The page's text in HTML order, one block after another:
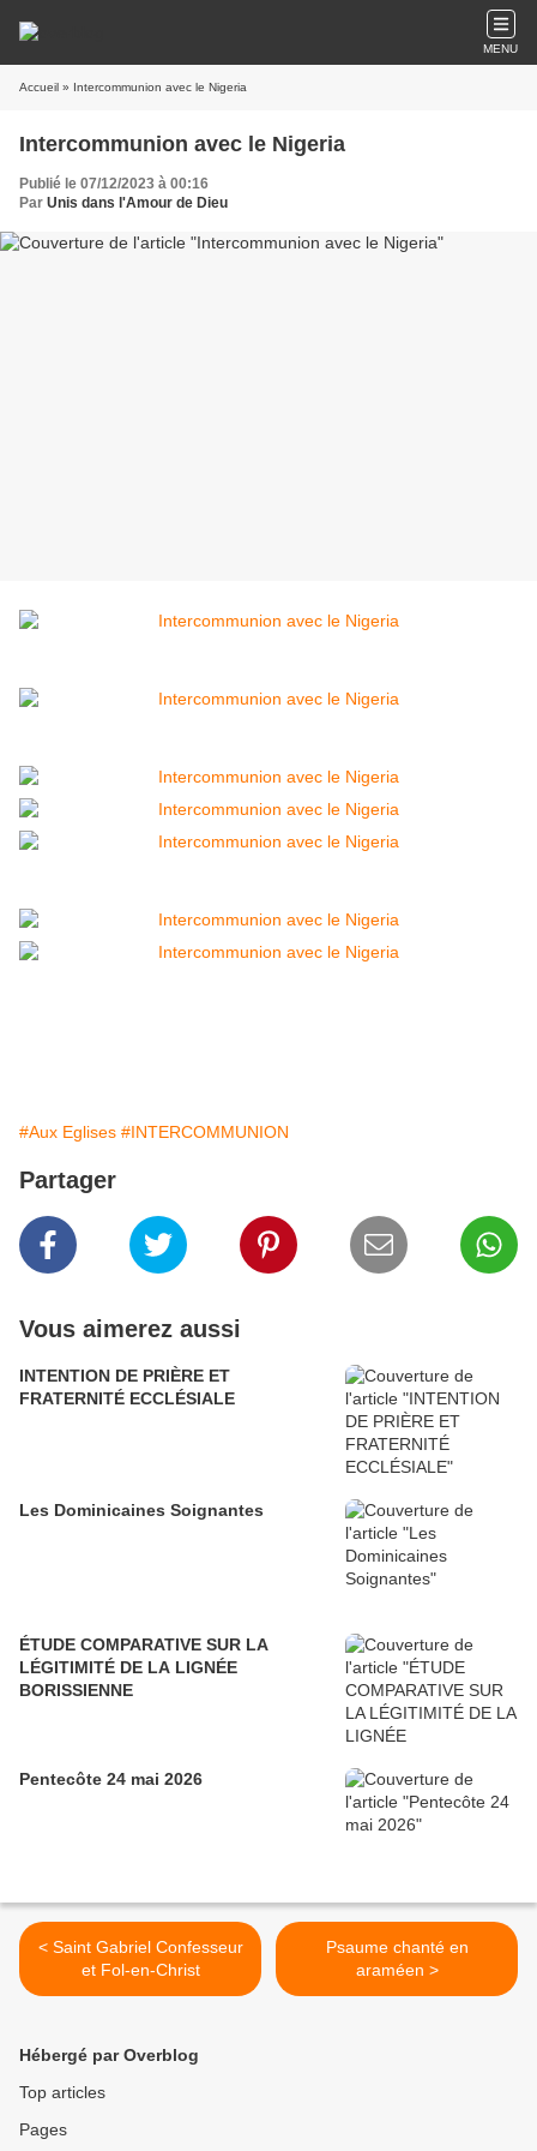
MENU
Accueil » Intercommunion avec le Nigeria
Intercommunion avec le Nigeria
Publié le 07/12/2023 à 00:16
Par Unis dans l'Amour de Dieu
#Aux Eglises #INTERCOMMUNION
Partager
Vous aimerez aussi
INTENTION DE PRIÈRE ET
FRATERNITÉ ECCLÉSIALE
Les Dominicaines Soignantes
ÉTUDE COMPARATIVE SUR LA
LÉGITIMITÉ DE LA LIGNÉE
BORISSIENNE
Pentecôte 24 mai 2026
< Saint Gabriel Confesseur
et Fol-en-Christ
Psaume chanté en
araméen >
Hébergé par Overblog
Top articles
Pages